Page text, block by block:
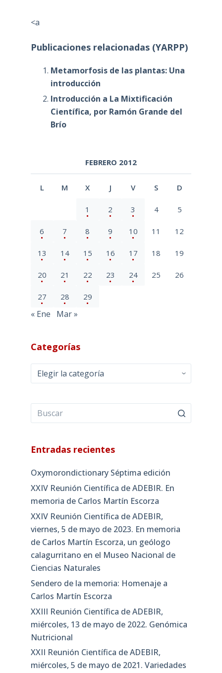
<a
Publicaciones relacionadas (YARPP)
Metamorfosis de las plantas: Una
introducción
Introducción a La Mixtificación
Científica, por Ramón Grande del
Brío
FEBRERO 2012
L M X J V S D
1 2 3 4 5
6 7 8 9 10 11 12
13 14 15 16 17 18 19
20 21 22 23 24 25 26
27 28 29
« Ene Mar »
Categorías
Categorías
Entradas recientes
Oxymorondictionary Séptima edición
XXIV Reunión Científica de ADEBIR. En
memoria de Carlos Martín Escorza
XXIV Reunión Científica de ADEBIR,
viernes, 5 de mayo de 2023. En memoria
de Carlos Martín Escorza, un geólogo
calagurritano en el Museo Nacional de
Ciencias Naturales
Sendero de la memoria: Homenaje a
Carlos Martín Escorza
XXIII Reunión Científica de ADEBIR,
miércoles, 13 de mayo de 2022. Genómica
Nutricional
XXII Reunión Científica de ADEBIR,
miércoles, 5 de mayo de 2021. Variedades